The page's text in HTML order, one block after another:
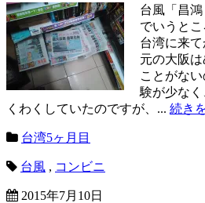
台風「昌
でいうとこ
台湾に来
元の大阪
ことがな
験が少な
くわくしていたのですが、... 続き
台湾5ヶ月目
台風 , コンビニ
2015年7月10日